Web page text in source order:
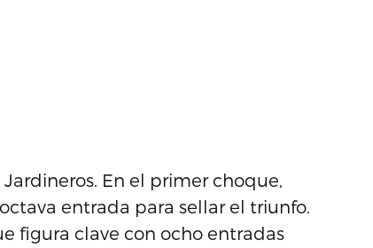
Jardineros. En el primer choque,
entrada para sellar el triunfo.
figura clave con ocho entradas